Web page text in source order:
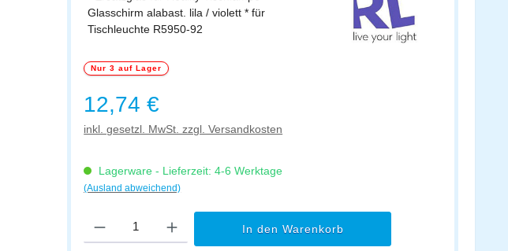
Glasschirm alabast. lila / violett * für
Tischleuchte R5950-92
Nur 3 auf Lager
Regulärer Preis:
12,74 €
inkl. gesetzl. MwSt. zzgl. Versandkosten
Lagerware - Lieferzeit: 4-6 Werktage
(Ausland abweichend)
In den Warenkorb